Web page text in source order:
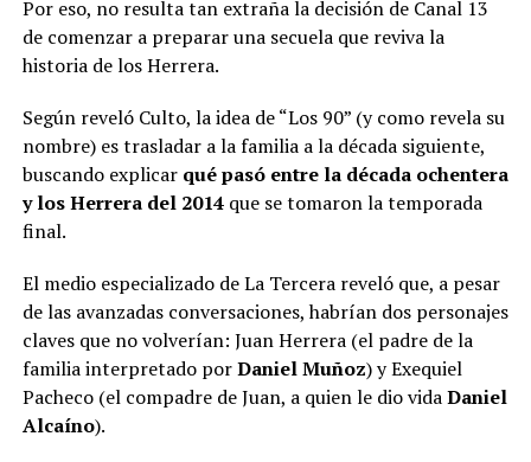
Por eso, no resulta tan extraña la decisión de Canal 13
de comenzar a preparar una secuela que reviva la
historia de los Herrera.
Según reveló Culto, la idea de “Los 90” (y como revela su
nombre) es trasladar a la familia a la década siguiente,
buscando explicar qué pasó entre la década ochentera
y los Herrera del 2014que se tomaron la temporada
final.
El medio especializado de La Tercera reveló que, a pesar
de las avanzadas conversaciones, habrían dos personajes
claves que no volverían: Juan Herrera (el padre de la
familia interpretado porDaniel Muñoz) y Exequiel
Pacheco (el compadre de Juan, a quien le dio vidaDaniel
Alcaíno).